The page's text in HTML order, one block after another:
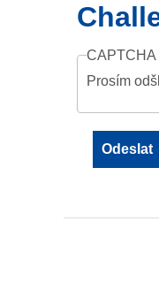
CAPTCHA
Prosím